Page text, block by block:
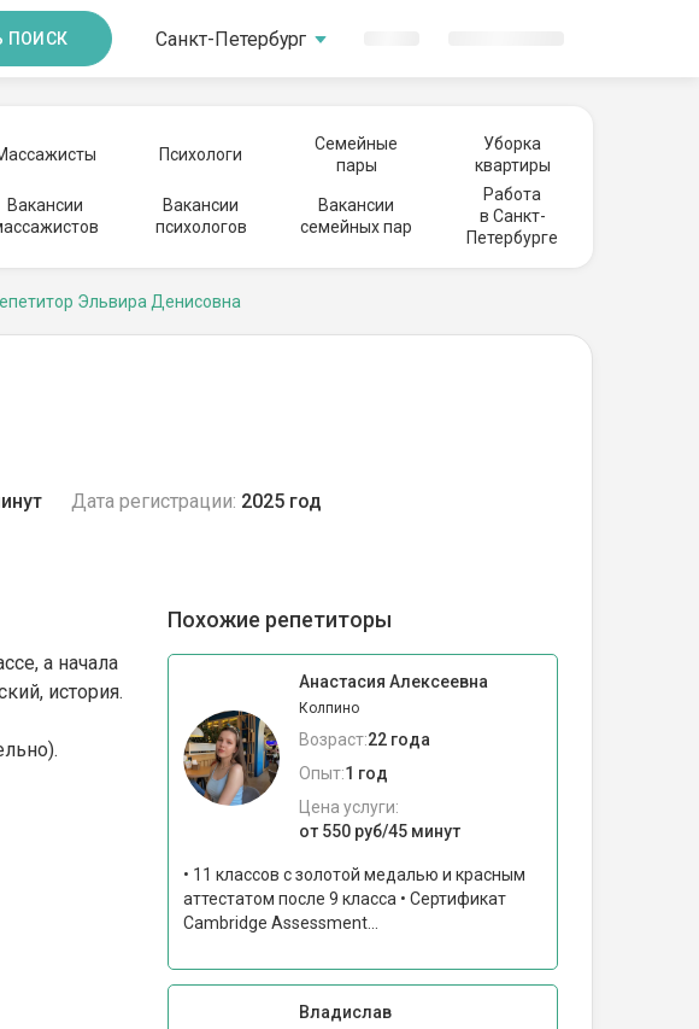
ПОИСК Санкт-Петербург
Психологи
Семейные
пары
Уборка
квартиры
Вакансии
Вакансии
психологов
Вакансии
семейных пар
Работа
в Санкт-
Петербурге
Эльвира Денисовна
Дата регистрации: 2025 год
а начала
история.
Похожие репетиторы
Анастасия Алексеевна
Колпино
Возраст:22 года
Опыт:1 год
Цена услуги:
от 550 руб/45 минут
• 11 классов с золотой медалью и красным
аттестатом после 9 класса • Сертификат
Cambridge Assessment...
Владислав